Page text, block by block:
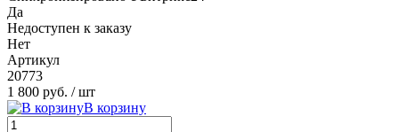
Да
Недоступен к заказу
Нет
Артикул
20773
1 800 руб. / шт
В корзину